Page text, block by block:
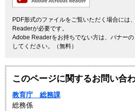
PDF形式のファイルをご覧いただく場合には
Readerが必要です。
Adobe Readerをお持ちでない方は、バナー
してください。（無料）
このページに関するお問い合
教育庁 総務課
総務係